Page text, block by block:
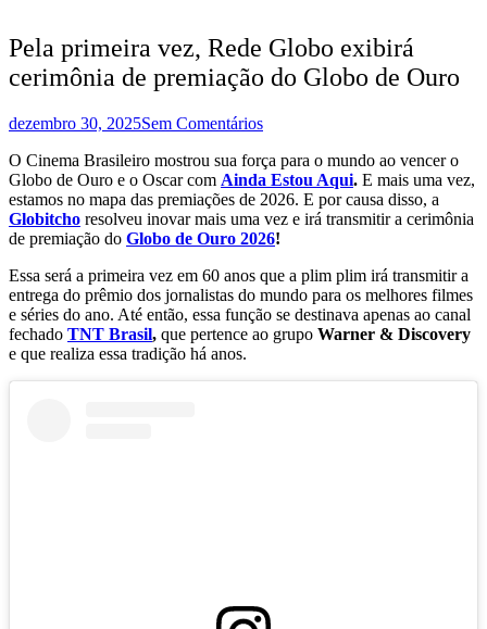
Pela primeira vez, Rede Globo exibirá
cerimônia de premiação do Globo de Ouro
dezembro 30, 2025Sem Comentários
O Cinema Brasileiro mostrou sua força para o mundo ao vencer o
Globo de Ouro e o Oscar com Ainda Estou Aqui. E mais uma vez,
estamos no mapa das premiações de 2026. E por causa disso, a
Globitcho resolveu inovar mais uma vez e irá transmitir a cerimônia
de premiação do Globo de Ouro 2026!
Essa será a primeira vez em 60 anos que a plim plim irá transmitir a
entrega do prêmio dos jornalistas do mundo para os melhores filmes
e séries do ano. Até então, essa função se destinava apenas ao canal
fechado TNT Brasil, que pertence ao grupo Warner & Discovery
e que realiza essa tradição há anos.